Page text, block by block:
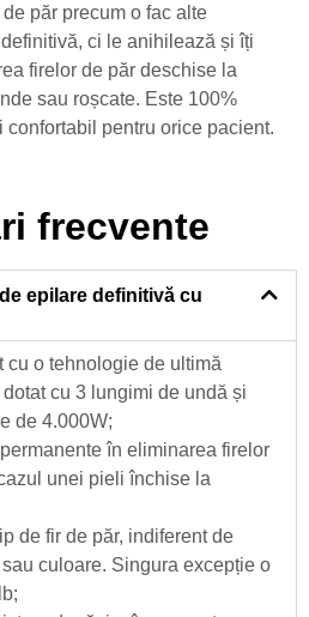
păr precum o fac alte
ci le anihilează și îți
firelor de păr deschise la
sau roșcate. Este 100%
confortabil pentru orice pacient.
frecvente
epilare definitivă cu
cu o tehnologie de ultimă
cu 3 lungimi de undă și
de 4.000W;
în eliminarea firelor
unei pieli închise la
de fir de păr, indiferent de
culoare. Singura excepție o